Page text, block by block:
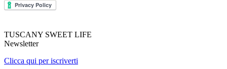
TUSCANY SWEET LIFE
Newsletter
Clicca qui per iscriverti